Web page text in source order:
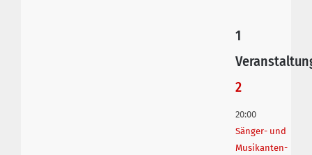
1
2
20:00
Sänger- und
Musikanten-